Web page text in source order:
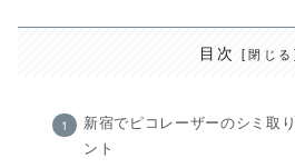
目次
新宿でピコレーザーのシミ取
ント